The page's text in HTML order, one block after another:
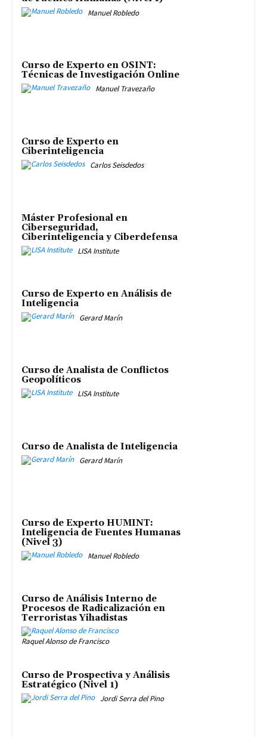
Manuel Robledo
Curso de Experto en OSINT:
Técnicas de Investigación Online
Manuel Travezaño
Curso de Experto en
Ciberinteligencia
Carlos Seisdedos
Máster Profesional en
Ciberseguridad,
Ciberinteligencia y Ciberdefensa
LISA Institute
Curso de Experto en Análisis de
Inteligencia
Gerard Marín
Curso de Analista de Conflictos
Geopolíticos
LISA Institute
Curso de Analista de Inteligencia
Gerard Marín
Curso de Experto HUMINT:
Inteligencia de Fuentes Humanas
(Nivel 3)
Manuel Robledo
Curso de Análisis Interno de
Procesos de Radicalización en
Terroristas Yihadistas
Raquel Alonso de Francisco
Curso de Prospectiva y Análisis
Estratégico (Nivel 1)
Jordi Serra del Pino